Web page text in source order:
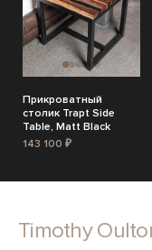
Прикроватный
столик Trapt Side
Table, Matt Black
143 100 ₽
Timothy